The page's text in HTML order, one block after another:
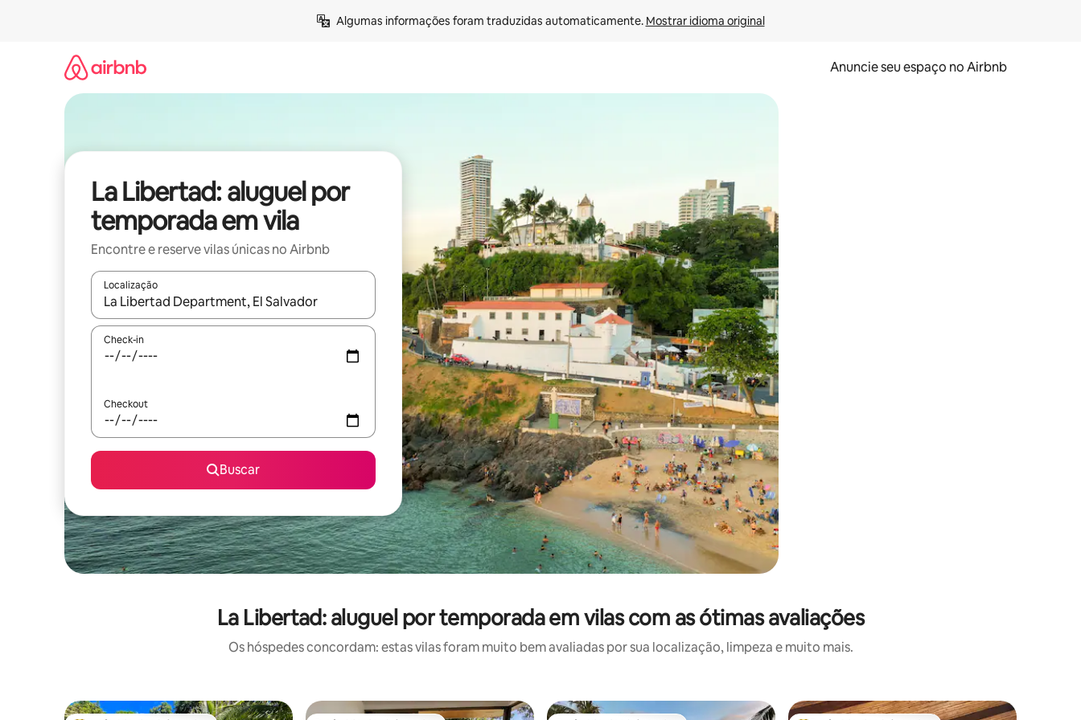
Algumas informações foram traduzidas automaticamente. Mostrar idioma original
Anuncie seu espaço no Airbnb
La Libertad: aluguel por
temporada em vila
Encontre e reserve vilas únicas no Airbnb
Localização
Quando os resultados estiverem disponíveis, explore-os usando as seta para cima e para baixo do teclado ou tocando e deslizando o dedo na tela.
Check-in
Checkout
Buscar
La Libertad: aluguel por temporada em vilas com as ótimas avaliações
Os hóspedes concordam: estas vilas foram muito bem avaliadas por sua localização, limpeza e muito mais.